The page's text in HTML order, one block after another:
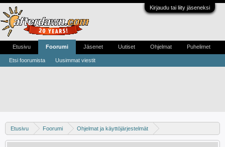
Kirjaudu tai liity jäseneksi
Etusivu Foorumi
Ohjelmat ja käyttöjärjestelmät
WLAN ja lähiverkot
Etusivu Foorumi
Etsi foorumista Uusimmat viestit
Jäsenet Uutiset Ohjelmat Puhelimet